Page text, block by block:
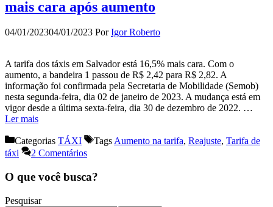
mais cara após aumento
04/01/202304/01/2023 PorIgor Roberto
A tarifa dos táxis em Salvador está 16,5% mais cara. Com o
aumento, a bandeira 1 passou de R$ 2,42 para R$ 2,82. A
informação foi confirmada pela Secretaria de Mobilidade (Semob)
nesta segunda-feira, dia 02 de janeiro de 2023. A mudança está em
vigor desde a última sexta-feira, dia 30 de dezembro de 2022. …
Ler mais
Categorias TÁXI TagsAumento na tarifa, Reajuste, Tarifa de
táxi
2 Comentários
O que você busca?
Pesquisar